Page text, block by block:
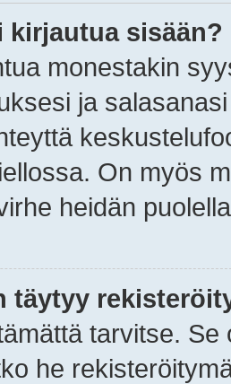
kirjautua sisään?
monestakin
ja
On myös
heidän
täytyy
tarvitse.
he